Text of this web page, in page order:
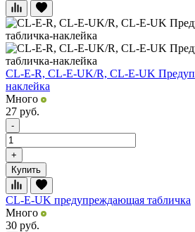
CL-E-R, CL-E-UK/R, CL-E-UK
наклейка
Много
27 руб.
-
+
Купить
CL-E-UK предупреждающая табличка
Много
30 руб.